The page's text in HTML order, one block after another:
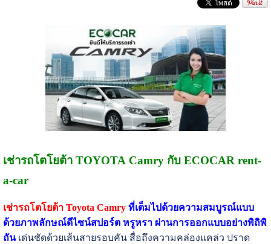
เช่ารถโตโยต้า TOYOTACamry กับ ECOCAR rent-
a-car
เช่ารถโตโยต้า Toyota Camry ที่เต็มไปด้วยความสมบูรณ์แบบ
ด้วยภาพลักษณ์ดีไซน์สปอร์ต หรูหรา ผ่านการออกแบบอย่างพิถิพิ
ถันเด่นชัดด้วยเส้นสายรอบคัน สื่อถึงความคล่องแคล่ว ปราด